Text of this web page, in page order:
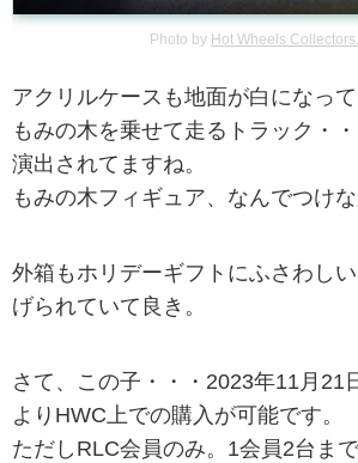
Photo by Hot Wheels
アクリルケースも地面が白になっ
もみの木を乗せて走るトラック・
演出されてますね。
もみの木フィギュア、なんでつけ
外箱もホリデーギフトにふさわし
げられていて良き。
さて、この子・・・2023年11月21
よりHWC上での購入が可能です。
ただしRLC会員のみ。1会員2台ま